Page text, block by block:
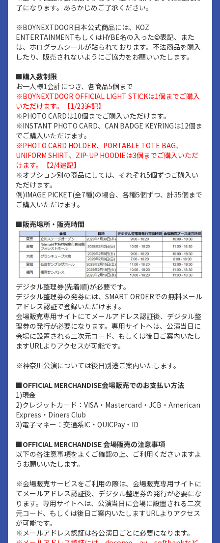
了になります。あらかじめご了承ください。
※BOYNEXTDOOR日本公式商品には、KOZ
ENTERTAINMENTもしくはHYBE名の入った©表記、また
は、ホログラムシールが貼られております。不法商品を購入
したり、販売されないようにご協力をお願いいたします。
■購入数制限
お一人様1会計につき、各商品5個まで
※BOYNEXTDOOR OFFICIAL LIGHT STICKは1個までご購入
いただけます。【1/23追記】
※PHOTO CARDは10個までご購入いただけます。
※INSTANT PHOTO CARD、CAN BADGE KEYRINGは12個ま
でご購入いただけます。
※PHOTO CARD HOLDER、PORTABLE TOTE BAG、
UNIFORM SHIRT、ZIP-UP HOODIEは3個までご購入いただ
けます。【2/4追記】
※オプション別の商品にしては、それぞれ5個ずつご購入い
ただけます。
例)IMAGE PICKET(全7種)の場合、各種5個ずつ、計35個まで
ご購入いただけます。
■販売場所・販売時間
デジタル整理券(先着順)が必要です。
デジタル整理券の発券には、SMART ORDERでの無料メール
アドレス認証で登録いただけます。
会場販売専用サイトにてメールアドレス認証後、デジタル整
理券の発行が必要になります。専用サイトへは、公演当日に
会場に設置される二次元コード、もしくは後日ご案内いたし
ますURLよりアクセスが可能です。
※神奈川公演については後日別途ご案内いたします。
■OFFICIAL MERCHANDISE会場販売でのお支払い方法
1)現金
2)クレジットカード：VISA・Mastercard・JCB・American
Express・Diners Club
3)電子マネー：交通系IC・QUICPay・ID
■OFFICIAL MERCHANDISE 会場販売の注意事項
以下の各注意事項をよくご確認の上、ご利用くださいますよ
うお願いいたします。
※会場販売サービスをご利用の際は、会場販売専用サイトに
てメールアドレス認証後、デジタル整理券の発行が必要にな
ります。専用サイトへは、公演当日に会場に設置される二次
元コード、もしくは後日ご案内いたしますURLよりアクセス
が可能です。
※メールアドレス認証は各公演日ごとに必要になります。